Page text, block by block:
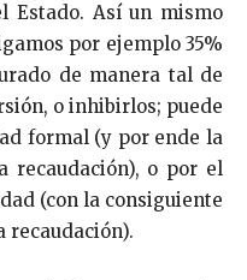
Estado. Así un mismo
por ejemplo 35%
de manera tal de
o inhibirlos; puede
formal (y por ende la
recaudación), o por el
(con la consiguiente
recaudación).